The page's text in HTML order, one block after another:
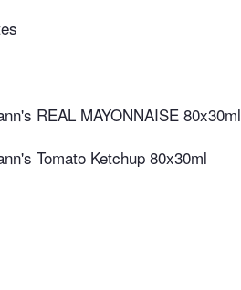
REAL MAYONNAISE 80x30ml
Tomato Ketchup 80x30ml